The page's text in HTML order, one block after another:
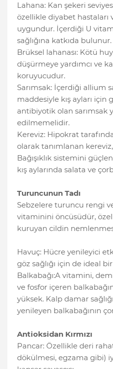
Lahana: Kan şekeri
özellikle diyabet hastaları
uygundur. İçerdiği U
sağlığına katkıda bulunur.
Brüksel lahanası: Kötü
düşürmeye yardımcı ve
koruyucudur.
Sarımsak: İçerdiği allium
maddesiyle kış ayları için
antibiyotik olan sarımsak
edilmemelidir.
Kereviz: Hipokrat
olarak tanımlanan kereviz,
Bağışıklık sistemini
kış aylarında salata ve
Turuncunun Tadı
Sebzelere turuncu rengi
vitaminini öncüsüdür,
kuruyan cildin
Havuç: Hücre yenileyici
göz sağlığı için de ideal
Balkabağı:A vitamini,
ve fosfor içeren
yüksek. Kalp damar
yenileyen balkabağının
Antioksidan Kırmızı
Pancar: Özellikle deri
dökülmesi, egzama gibi)